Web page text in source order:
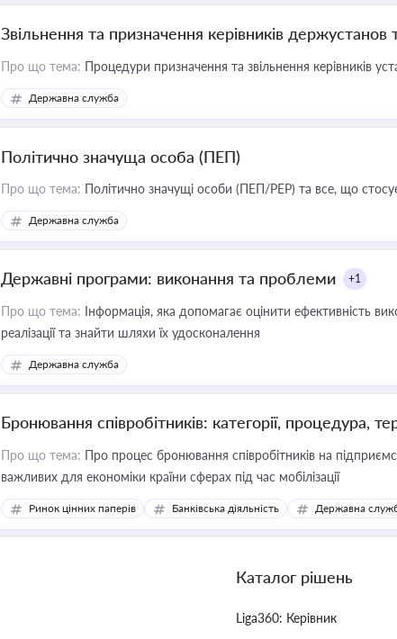
Звільнення та призначення керівників держустанов
Про що тема: Процедури призначення та звільнення керівників
Державна служба
Політично значуща особа (ПЕП)
Про що тема: Політично значущі особи (ПЕП/PEP) та все, що
Державна служба
Державні програми: виконання та проблеми +1
Про що тема: Інформація, яка допомагає оцінити ефективність
реалізації та знайти шляхи їх удосконалення
Державна служба
Бронювання співробітників: категорії, процедура,
Про що тема: Про процес бронювання співробітників на
важливих для економіки країни сферах під час мобілізації
Ринок цінних паперів Банківська діяльність Державна
Каталог рішень
Liga360: Керівник